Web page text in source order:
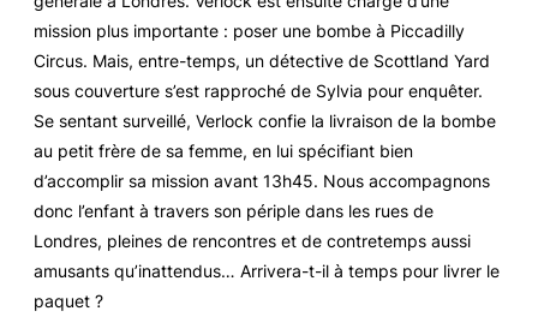
mission plus importante : poser une bombe à Piccadilly
Circus. Mais, entre-temps, un détective de Scottland Yard
sous couverture s’est rapproché de Sylvia pour enquêter.
Se sentant surveillé, Verlock confie la livraison de la bombe
au petit frère de sa femme, en lui spécifiant bien
d’accomplir sa mission avant 13h45. Nous accompagnons
donc l’enfant à travers son périple dans les rues de
Londres, pleines de rencontres et de contretemps aussi
amusants qu’inattendus… Arrivera-t-il à temps pour livrer le
paquet ?